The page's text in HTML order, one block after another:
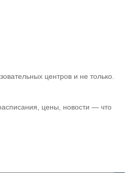
центров и не только.
цены, новости — что